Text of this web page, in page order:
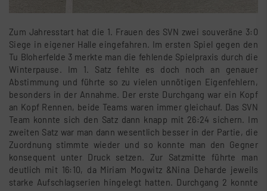
Zum Jahresstart hat die 1. Frauen des SVN zwei souveräne 3:0
Siege in eigener Halle eingefahren. Im ersten Spiel gegen den
Tu Bloherfelde 3 merkte man die fehlende Spielpraxis durch die
Winterpause. Im 1. Satz fehlte es doch noch an genauer
Abstimmung und führte so zu vielen unnötigen Eigenfehlern,
besonders in der Annahme. Der erste Durchgang war ein Kopf
an Kopf Rennen, beide Teams waren immer gleichauf. Das SVN
Team konnte sich den Satz dann knapp mit 26:24 sichern. Im
zweiten Satz war man dann wesentlich besser in der Partie, die
Zuordnung stimmte wieder und so konnte man den Gegner
konsequent unter Druck setzen. Zur Satzmitte führte man
deutlich mit 16:10, da Miriam Mogwitz &Nina Deharde jeweils
starke Aufschlagserien hingelegt hatten. Durchgang 2 konnte